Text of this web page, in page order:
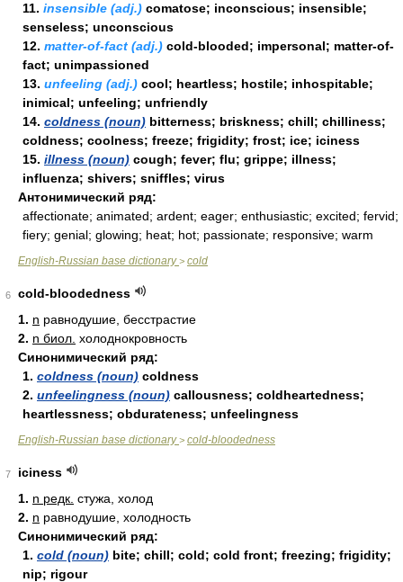
11. insensible (adj.) comatose; inconscious; insensible;
senseless; unconscious
12. matter-of-fact (adj.) cold-blooded; impersonal; matter-of-
fact; unimpassioned
13. unfeeling (adj.) cool; heartless; hostile; inhospitable;
inimical; unfeeling; unfriendly
14. coldness (noun) bitterness; briskness; chill; chilliness;
coldness; coolness; freeze; frigidity; frost; ice; iciness
15. illness (noun) cough; fever; flu; grippe; illness;
influenza; shivers; sniffles; virus
Антонимический ряд:
affectionate; animated; ardent; eager; enthusiastic; excited; fervid;
fiery; genial; glowing; heat; hot; passionate; responsive; warm
English-Russian base dictionary> cold
6
cold-bloodedness
1. n равнодушие, бесстрастие
2. n биол. холоднокровность
Синонимический ряд:
1. coldness (noun) coldness
2. unfeelingness (noun) callousness; coldheartedness;
heartlessness; obdurateness; unfeelingness
English-Russian base dictionary> cold-bloodedness
7
iciness
1. n редк. стужа, холод
2. n равнодушие, холодность
Синонимический ряд:
1. cold (noun) bite; chill; cold; cold front; freezing; frigidity;
nip; rigour